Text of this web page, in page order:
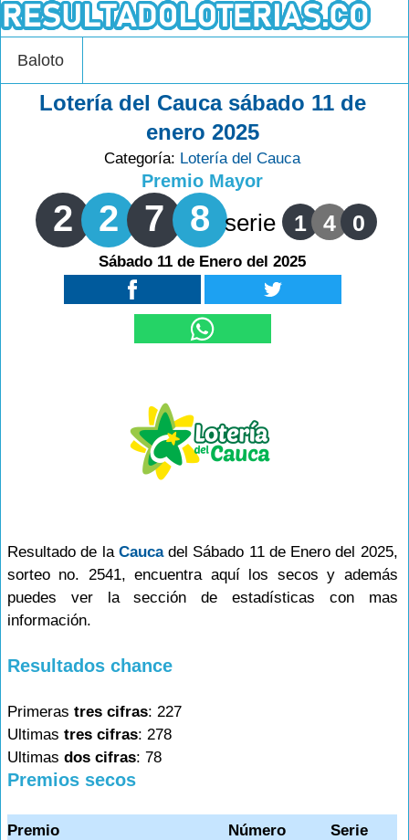
Baloto
Lotería del Cauca sábado 11 de
enero 2025
Categoría: Lotería del Cauca
Premio Mayor
2 2 7 8 serie 1 4 0
Sábado 11 de Enero del 2025
Resultado de la Caucadel Sábado 11 de Enero del 2025,
sorteo no. 2541, encuentra aquí los secos y además
puedes ver la sección de estadísticas con mas
información.
Resultados chance
Primeras tres cifras: 227
Ultimas tres cifras: 278
Ultimas dos cifras: 78
Premios secos
Premio Número
Serie